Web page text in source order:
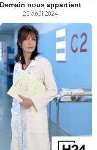
Demain nous appartient
26 août 2024